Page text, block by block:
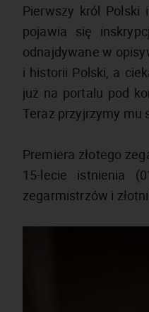
Pierwszy król Polski
pojawia się
odnajdywane w
i historii Polski, a
już na portalu pod
Teraz przyjrzymy mu
Premiera złotego
15-lecie istnienia
zegarmistrzów i